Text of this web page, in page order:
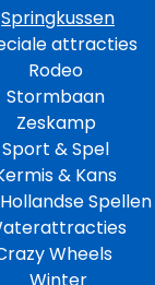
Springkussen
attracties
Rodeo
Stormbaan
Zeskamp
Sport & Spel
& Kans
Spellen
Wheels